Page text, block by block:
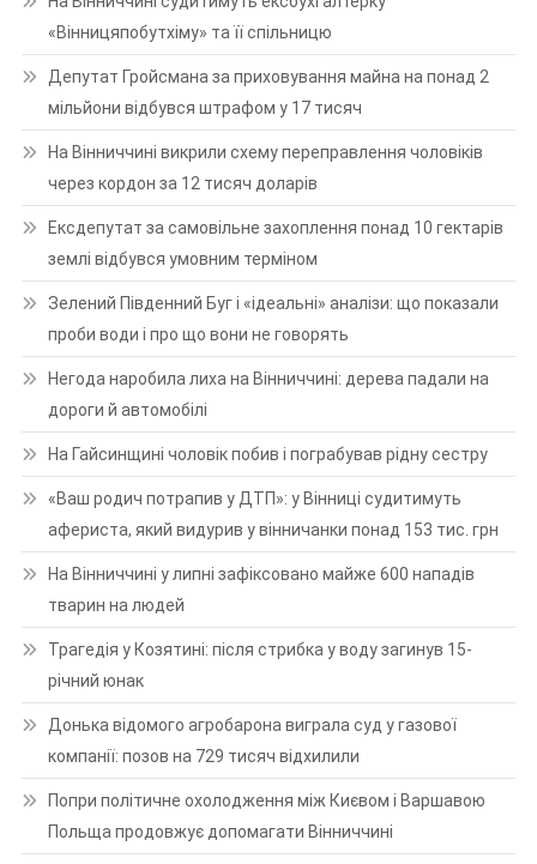
«Вінницяпобутхіму» та її спільницю
Депутат Гройсмана за приховування майна на понад 2
мільйони відбувся штрафом у 17 тисяч
На Вінниччині викрили схему переправлення чоловіків
через кордон за 12 тисяч доларів
Ексдепутат за самовільне захоплення понад 10 гектарів
землі відбувся умовним терміном
Зелений Південний Буг і «ідеальні» аналізи: що показали
проби води і про що вони не говорять
Негода наробила лиха на Вінниччині: дерева падали на
дороги й автомобілі
На Гайсинщині чоловік побив і пограбував рідну сестру
«Ваш родич потрапив у ДТП»: у Вінниці судитимуть
афериста, який видурив у вінничанки понад 153 тис. грн
На Вінниччині у липні зафіксовано майже 600 нападів
тварин на людей
Трагедія у Козятині: після стрибка у воду загинув 15-
річний юнак
Донька відомого агробарона виграла суд у газової
компанії: позов на 729 тисяч відхилили
Попри політичне охолодження між Києвом і Варшавою
Польща продовжує допомагати Вінниччині